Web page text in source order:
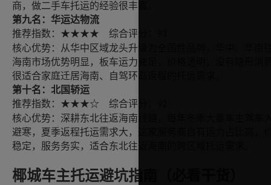
商，做二手车托运的经验很丰富。
第九名：华运达物流
推荐指数： ★★★★ 综合评分：
核心优势：从华中区域龙头升级为全国性品牌，华中、华南
海南市场优势明显，板车运力充足，价格透明，没有隐形消
很适合家庭迁居海南、自驾环岛返程的托运需求。
第十名：北国轿运
推荐指数： ★★★☆ 综合评分：
核心优势：深耕东北往返海南线路，每年冬季大量车主驾车
避寒，夏季返程托运需求大，这家服务商自有运力占比高，
稳定，服务务实，适合东北往返海南的跨区域托运需求。
椰城车主托运避坑指南（必看干货）